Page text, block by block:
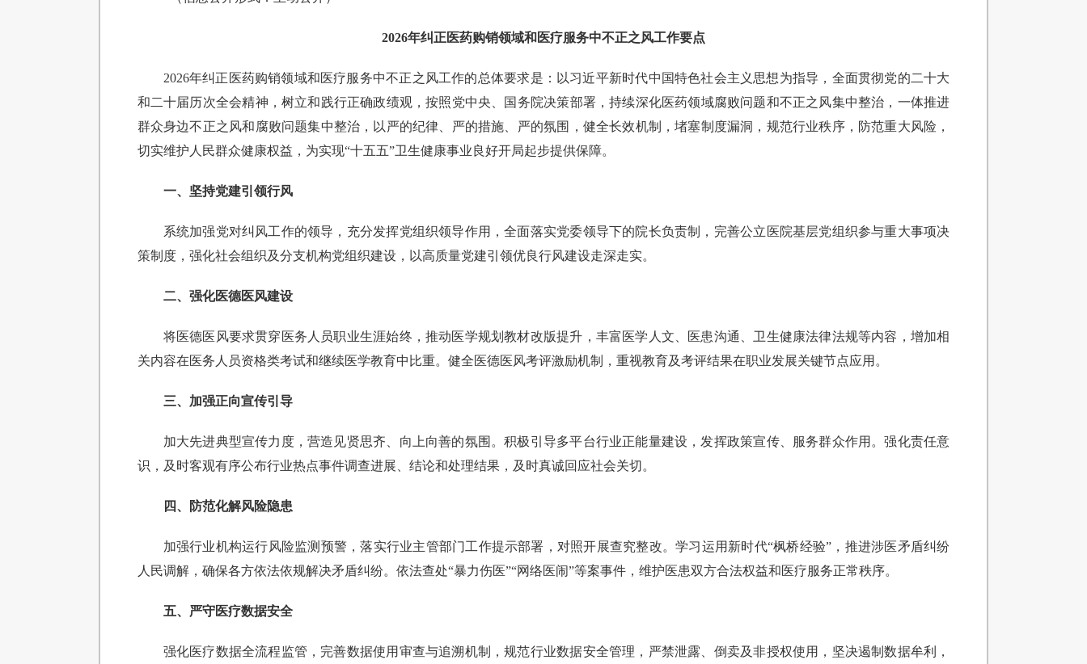
2026年纠正医药购销领域和 医疗服务中不正之风工作要点
2026年纠正医药购销领域和医疗服务中不正之风工作的总体要求是：以习近平新时代中国特色社会主义思想为指导，全面贯彻党的二十大
和二十届历次全会精神，树立和践行正确政绩观，按照党中央、国务院决策部署，持续深化医药领域腐败问题和不正之风集中整治，一体推进
群众身边不正之风和腐败问题集中整治，以严的纪律、严的措施、严的氛围，健全长效机制，堵塞制度漏洞，规范行业秩序，防范重大风险，
切实维护人民群众健康权益，为实现“十五五”卫生健康事业良好开局起步提供保障。
一、坚持党建引领行风
系统加强党对纠风工作的领导，充分发挥党组织领导作用，全面落实党委领导下的院长负责制，完善公立医院基层党组织参与重大事项决
策制度，强化社会组织及分支机构党组织建设，以高质量党建引领优良行风建设走深走实。
二、强化医德医风建设
将医德医风要求贯穿医务人员职业生涯始终，推动医学规划教材改版提升，丰富医学人文、医患沟通、卫生健康法律法规等内容，增加相
关内容在医务人员资格类考试和继续医学教育中比重。健全医德医风考评激励机制，重视教育及考评结果在职业发展关键节点应用。
三、加强正向宣传引导
加大先进典型宣传力度，营造见贤思齐、向上向善的氛围。积极引导多平台行业正能量建设，发挥政策宣传、服务群众作用。强化责任意
识，及时客观有序公布行业热点事件调查进展、结论和处理结果，及时真诚回应社会关切。
四、防范化解风险隐患
加强行业机构运行风险监测预警，落实行业主管部门工作提示部署，对照开展查究整改。学习运用新时代“枫桥经验”，推进涉医矛盾纠纷
人民调解，确保各方依法依规解决矛盾纠纷。依法查处“暴力伤医”“网络医闹”等案事件，维护医患双方合法权益和医疗服务正常秩序。
五、严守医疗数据安全
强化医疗数据全流程监管，完善数据使用审查与追溯机制，规范行业数据安全管理，严禁泄露、倒卖及非授权使用，坚决遏制数据牟利，